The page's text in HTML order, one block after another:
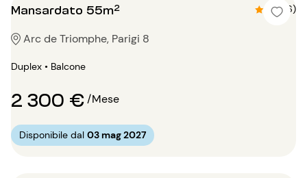
Mansardato 55m² 4.3 (6)
Arc de Triomphe, Parigi 8
Duplex • Balcone
2 300 €/Mese
Disponibile dal 03 mag 2027